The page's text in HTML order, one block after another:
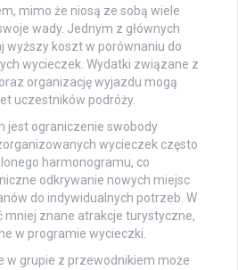
mimo że niosą ze sobą wiele
wady. Jednym z głównych
wyższy koszt w porównaniu do
wycieczek. Wydatki związane z
organizację wyjazdu mogą
uczestników podróży.
jest ograniczenie swobody
wycieczek często
harmonogramu, co
odkrywanie nowych miejsc
do indywidualnych potrzeb. W
mniej znane atrakcje turystyczne,
w programie wycieczki.
w grupie z przewodnikiem może